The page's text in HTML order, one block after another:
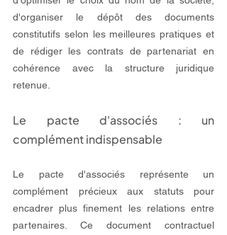
d'organiser le dépôt des documents
constitutifs selon les meilleures pratiques et
de rédiger les contrats de partenariat en
cohérence avec la structure juridique
retenue.
Le pacte d'associés : un
complément indispensable
Le pacte d'associés représente un
complément précieux aux statuts pour
encadrer plus finement les relations entre
partenaires. Ce document contractuel